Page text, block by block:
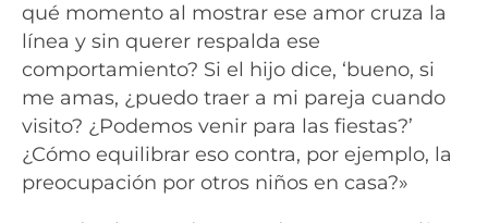
qué momento al mostrar ese amor cruza la
línea y sin querer respalda ese
comportamiento? Si el hijo dice, ‘bueno, si
me amas, ¿puedo traer a mi pareja cuando
visito? ¿Podemos venir para las fiestas?’
¿Cómo equilibrar eso contra, por ejemplo, la
preocupación por otros niños en casa?»